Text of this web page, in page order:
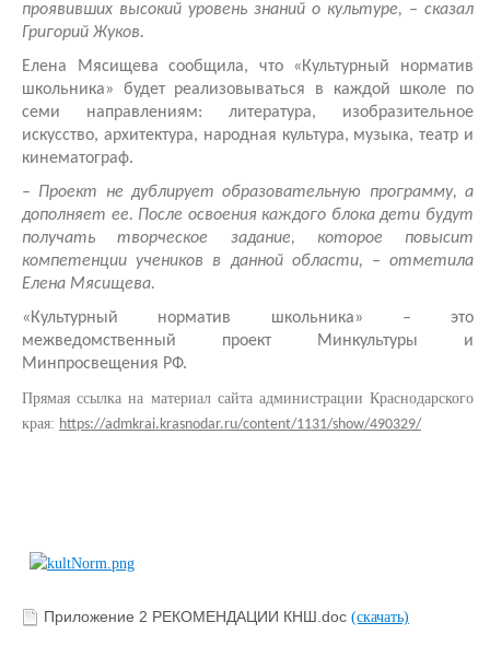
проявивших высокий уровень знаний о культуре, – сказал
Григорий Жуков.
Елена Мясищева сообщила, что «Культурный норматив
школьника» будет реализовываться в каждой школе по
семи направлениям: литература, изобразительное
искусство, архитектура, народная культура, музыка, театр и
кинематограф.
– Проект не дублирует образовательную программу, а
дополняет ее. После освоения каждого блока дети будут
получать творческое задание, которое повысит
компетенции учеников в данной области, – отметила
Елена Мясищева.
«Культурный норматив школьника» – это
межведомственный проект Минкультуры и
Минпросвещения РФ.
Прямая ссылка на материал сайта администрации Краснодарского
края: https://admkrai.krasnodar.ru/content/1131/show/490329/
Приложение 2 РЕКОМЕНДАЦИИ КНШ.doc (скачать)